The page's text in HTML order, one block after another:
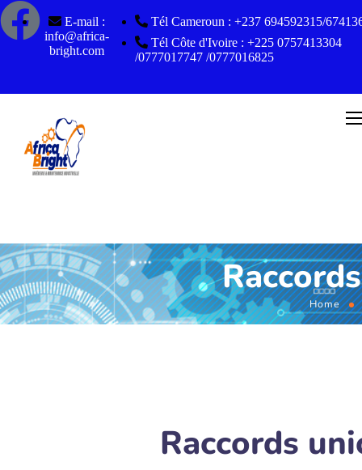
E-mail :
info@africa-
bright.com
Tél Cameroun : +237 694592315/
Tél Côte d'Ivoire : +225 0757413304
/0777017747 /0777016825
Home
Raccords